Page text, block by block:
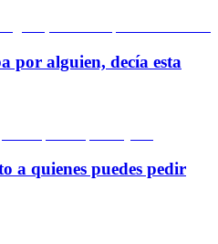
por alguien, decía esta
a quienes puedes pedir